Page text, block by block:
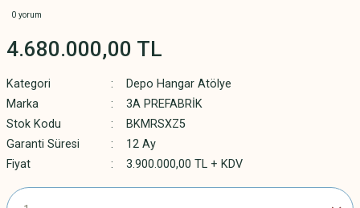
0 yorum
4.680.000,00 TL
Kategori
Depo Hangar Atölye
Marka
3A PREFABRİK
Stok Kodu
BKMRSXZ5
Garanti Süresi
12 Ay
Fiyat
3.900.000,00 TL + KDV